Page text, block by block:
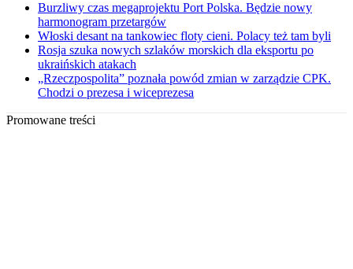
Burzliwy czas megaprojektu Port Polska. Będzie nowy
harmonogram przetargów
Włoski desant na tankowiec floty cieni. Polacy też tam byli
Rosja szuka nowych szlaków morskich dla eksportu po
ukraińskich atakach
„Rzeczpospolita” poznała powód zmian w zarządzie CPK.
Chodzi o prezesa i wiceprezesa
Promowane treści